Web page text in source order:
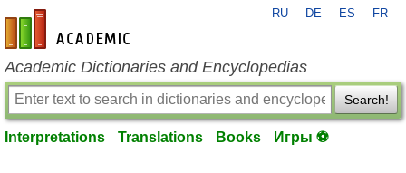
en-academic.com
RU DE ES FR
Academic Dictionaries and Encyclopedias
Search!
Interpretations Translations Books Игры ⚽